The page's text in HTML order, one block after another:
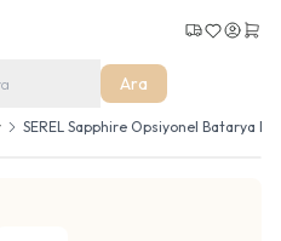
Ara
Kargo Takip
Favorilerim
Hesabım
SEREL Sapphire Opsiyonel Batarya